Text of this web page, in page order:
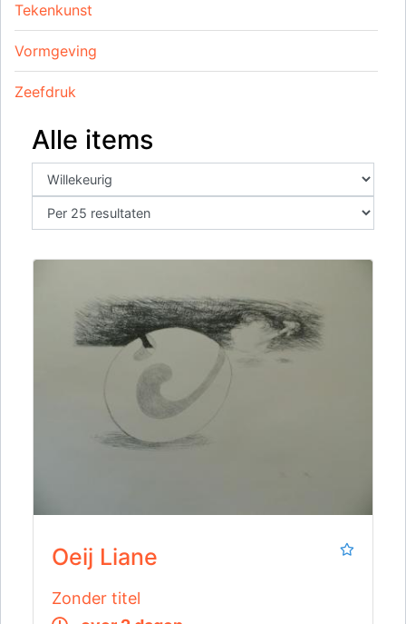
Tekenkunst
Vormgeving
Zeefdruk
Alle items
Oeij Liane
Zonder titel